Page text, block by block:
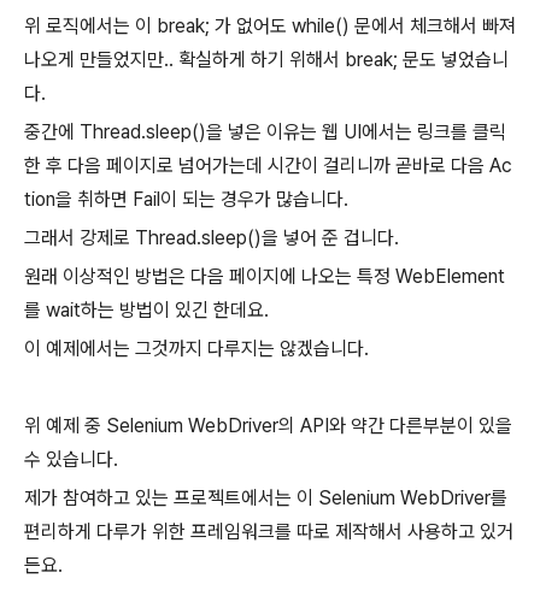
위 로직에서는 이 break; 가 없어도 while() 문에서 체크해서 빠져
나오게 만들었지만.. 확실하게 하기 위해서 break; 문도 넣었습니
다.
중간에 Thread.sleep()을 넣은 이유는 웹 UI에서는 링크를 클릭
한 후 다음 페이지로 넘어가는데 시간이 걸리니까 곧바로 다음 Ac
tion을 취하면 Fail이 되는 경우가 많습니다.
그래서 강제로 Thread.sleep()을 넣어 준 겁니다.
원래 이상적인 방법은 다음 페이지에 나오는 특정 WebElement
를 wait하는 방법이 있긴 한데요.
이 예제에서는 그것까지 다루지는 않겠습니다.
위 예제 중 Selenium WebDriver의 API와 약간 다른부분이 있을
수 있습니다.
제가 참여하고 있는 프로젝트에서는 이 Selenium WebDriver를
편리하게 다루가 위한 프레임워크를 따로 제작해서 사용하고 있거
든요.